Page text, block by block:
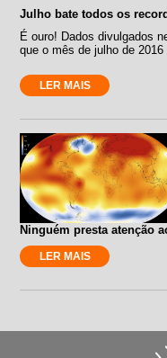
Julho bate todos os
É ouro! Dados divulgados
que o mês de julho de
LER MAIS
Ninguém presta atenção
LER MAIS